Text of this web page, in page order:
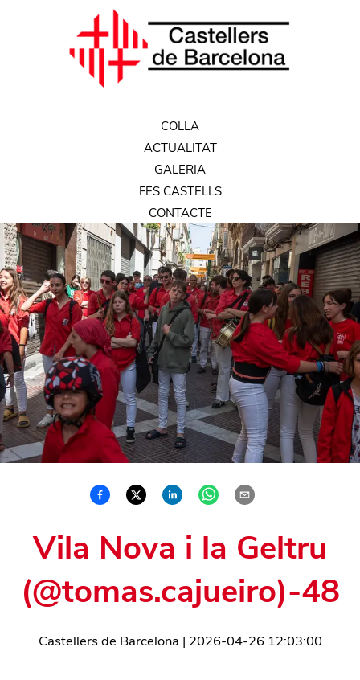
COLLA
ACTUALITAT
GALERIA
FES CASTELLS
CONTACTE
Vila Nova i la Geltru
(@tomas.cajueiro)-48
Castellers de Barcelona | 2026-04-26 12:03:00